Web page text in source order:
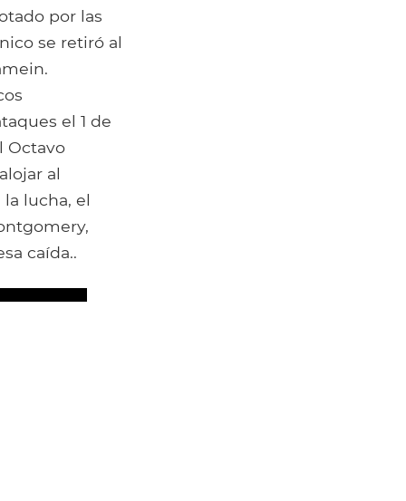
por las
se retiró al
el 1 de
Octavo
al
lucha, el
caída..